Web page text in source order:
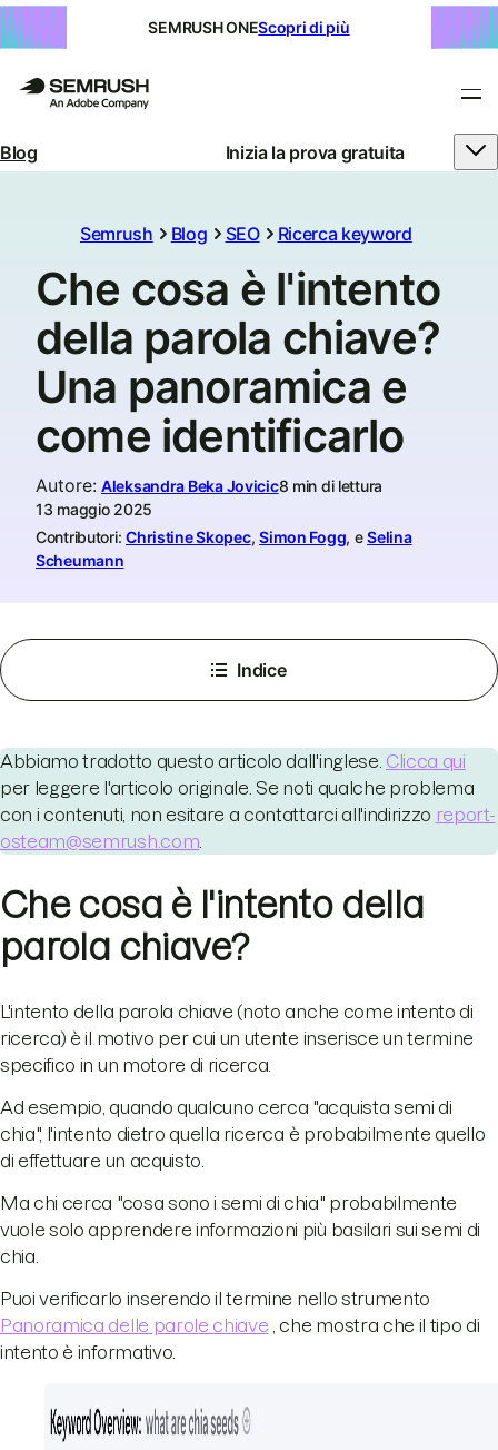
SEMRUSH ONEScopri di più
Blog Inizia la prova gratuita
Semrush Blog SEO Ricerca keyword
Che cosa è l'intento
della parola chiave?
Una panoramica e
come identificarlo
Autore: Aleksandra Beka Jovicic8 min di lettura
13 maggio 2025
Contributori: Christine Skopec,Simon Fogg, eSelina
Scheumann
Indice
Abbiamo tradotto questo articolo dall'inglese. Clicca qui
per leggere l'articolo originale. Se noti qualche problema
con i contenuti, non esitare a contattarci all'indirizzo report-
osteam@semrush.com
Che cosa è l'intento della
parola chiave?
L'intento della parola chiave (noto anche come intento di
ricerca) è il motivo per cui un utente inserisce un termine
specifico in un motore di ricerca.
Ad esempio, quando qualcuno cerca "acquista semi di
chia", l'intento dietro quella ricerca è probabilmente quello
di effettuare un acquisto.
Ma chi cerca "cosa sono i semi di chia" probabilmente
vuole solo apprendere informazioni più basilari sui semi di
chia.
Puoi verificarlo inserendo il termine nello strumento
Panoramica delle parole chiave , che mostra che il tipo di
intento è informativo.